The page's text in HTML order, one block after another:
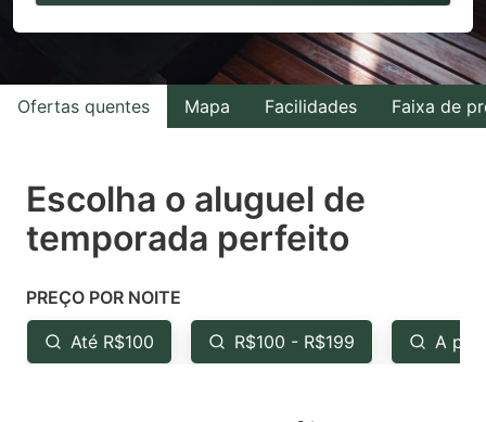
to
with
the
select
a
Press
the
question
to
interact
with
the
select
a
the
question
Ofertas quentes Mapa Facilidades Faixa de
Escolha o aluguel de
temporada perfeito
PREÇO POR NOITE
Até R$100 R$100 - R$199 A